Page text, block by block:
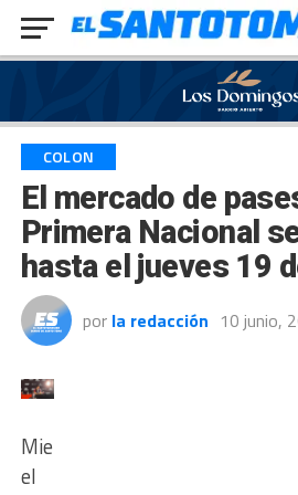
COLON
El mercado de
Primera Nacional
hasta el jueves 19
por la redacción 10 junio,
Mientras
el
Exit mobile